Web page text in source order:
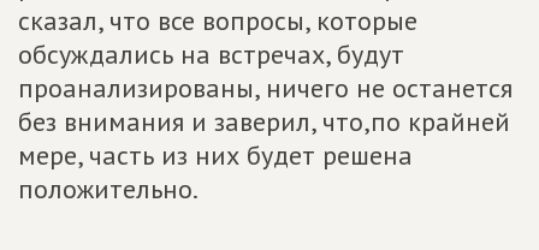
сказал, что все вопросы, которые
обсуждались на встречах, будут
проанализированы, ничего не останется
без внимания и заверил, что,по крайней
мере, часть из них будет решена
положительно.